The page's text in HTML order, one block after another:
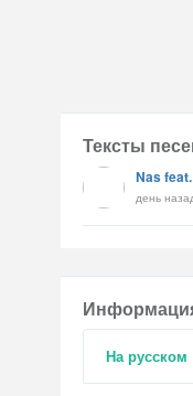
Тексты
Nas
день
На русском